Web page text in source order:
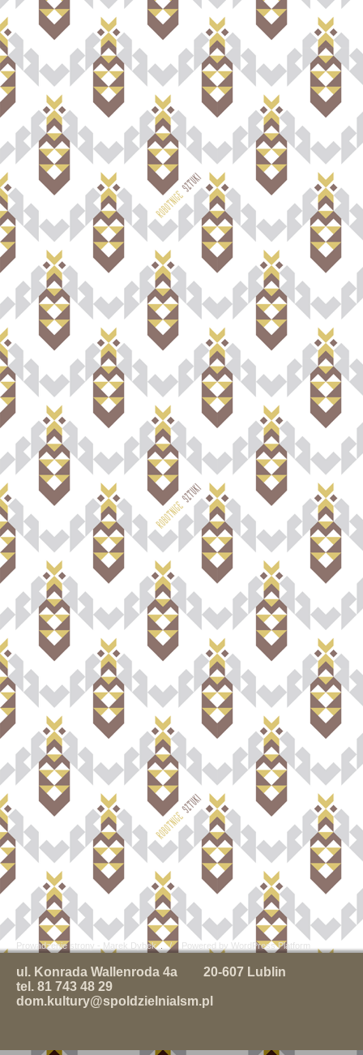
Prowadzenie strony - Marek Dybek / Powered by WordPress Platform
ul. Konrada Wallenroda 4a 20-607 Lublin
tel. 81 743 48 29
dom.kultury@spoldzielnialsm.pl